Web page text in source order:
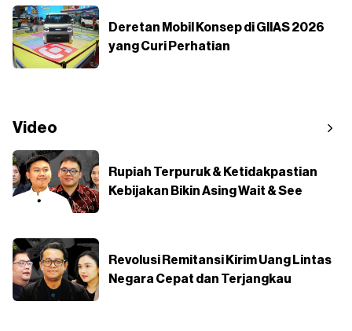
Deretan Mobil Konsep di GIIAS 2026
yang Curi Perhatian
Video
Rupiah Terpuruk & Ketidakpastian
Kebijakan Bikin Asing Wait & See
Revolusi Remitansi Kirim Uang Lintas
Negara Cepat dan Terjangkau